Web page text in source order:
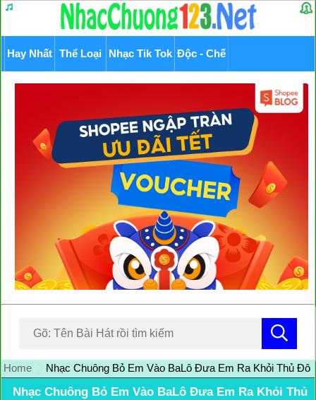
Hay Nhất Thể Loại Nhạc Tik Tok Độc - Chế
Home Nhạc Chuông Bỏ Em Vào BaLô Đưa Em Ra Khỏi Thủ Đô
Nhạc Chuông Bỏ Em Vào BaLô Đưa Em Ra Khỏi Thủ